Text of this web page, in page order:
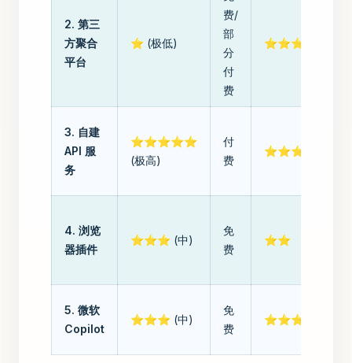
2. 第三
方聚合
平台
⭐ (极低)
费/
部
分
付
费
⭐⭐⭐⭐⭐
3. 自建
API 服
务
⭐⭐⭐⭐⭐
(极高)
付
费
⭐⭐⭐
4. 浏览
器插件
⭐⭐⭐ (中)
免
费
⭐⭐
5. 微软
Copilot
⭐⭐⭐ (中)
免
费
⭐⭐⭐⭐